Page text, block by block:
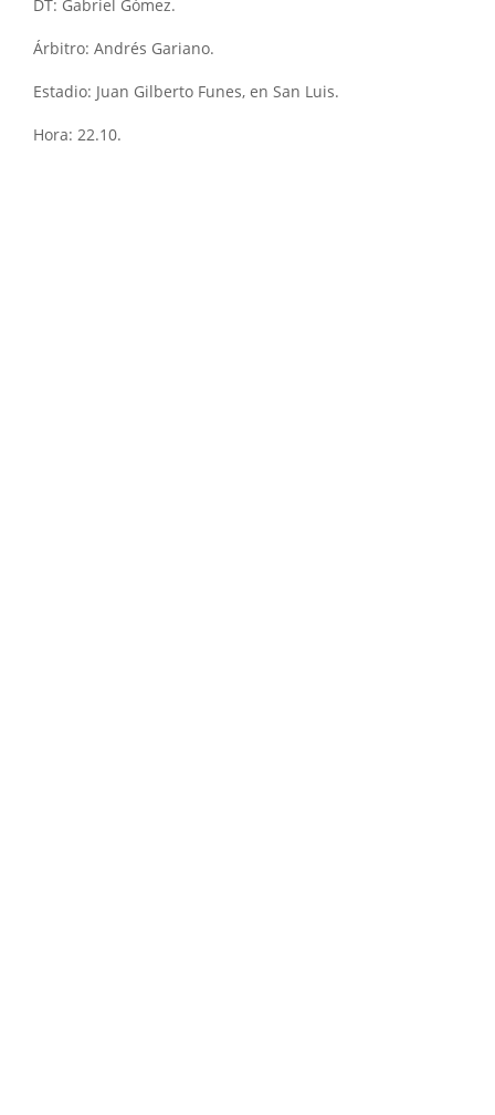
DT: Gabriel Gómez.
Árbitro: Andrés Gariano.
Estadio: Juan Gilberto Funes, en San Luis.
Hora: 22.10.